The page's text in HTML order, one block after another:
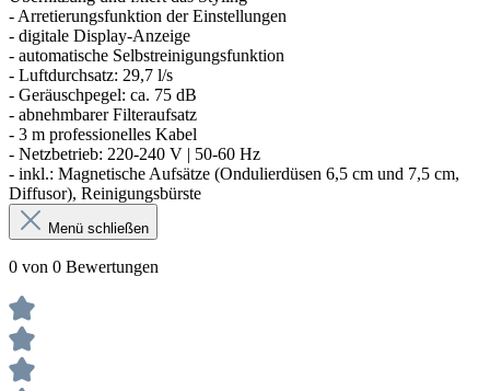
- Arretierungsfunktion der Einstellungen
- digitale Display-Anzeige
- automatische Selbstreinigungsfunktion
- Luftdurchsatz: 29,7 l/s
- Geräuschpegel: ca. 75 dB
- abnehmbarer Filteraufsatz
- 3 m professionelles Kabel
- Netzbetrieb: 220-240 V | 50-60 Hz
- inkl.: Magnetische Aufsätze (Ondulierdüsen 6,5 cm und 7,5 cm,
Diffusor), Reinigungsbürste
Menü schließen
0 von 0 Bewertungen